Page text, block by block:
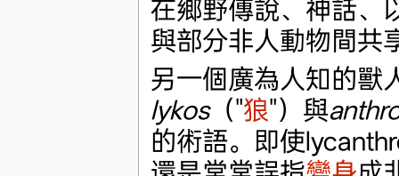
在鄉野傳說、神話、
與部分非人動物間共
另一個廣為人知的獸
lykos（"狼"）與
的術語。即使